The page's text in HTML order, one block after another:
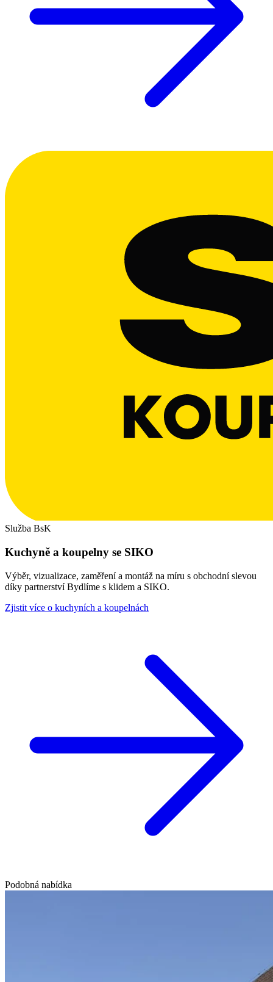
Služba BsK
Kuchyně a koupelny se SIKO
Výběr, vizualizace, zaměření a montáž na míru s obchodní slevou
díky partnerství Bydlíme s klidem a SIKO.
Zjistit více o kuchyních a koupelnách
Podobná nabídka